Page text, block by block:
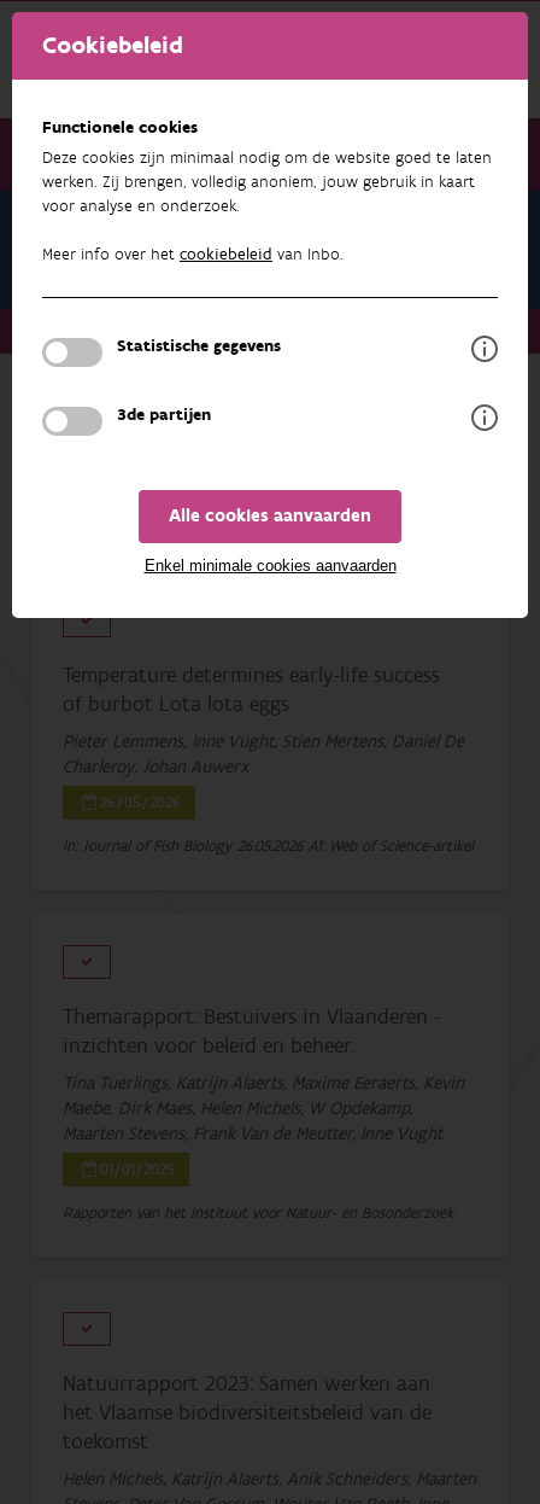
Cookiebeleid
Functionele cookies
Deze cookies zijn minimaal nodig om de website goed te laten
werken. Zij brengen, volledig anoniem, jouw gebruik in kaart
voor analyse en onderzoek.
Meer info over het cookiebeleid van Inbo.
Statistische gegevens
3de partijen
Alle cookies aanvaarden
Enkel minimale cookies aanvaarden
Publicaties
ONDERZOEK & RESULTATEN
FILTEREN
Temperature determines early-life success
of burbot Lota lota eggs
Pieter Lemmens, Inne Vught, Stien Mertens, Daniel De
Charleroy, Johan Auwerx
26/05/2026
In: Journal of Fish Biology 26.05.2026 A1: Web of Science-artikel
Themarapport: Bestuivers in Vlaanderen -
inzichten voor beleid en beheer.
Tina Tuerlings, Katrijn Alaerts, Maxime Eeraerts, Kevin
Maebe, Dirk Maes, Helen Michels, W Opdekamp,
Maarten Stevens, Frank Van de Meutter, Inne Vught
01/01/2025
Rapporten van het Instituut voor Natuur- en Bosonderzoek
Natuurrapport 2023: Samen werken aan
het Vlaamse biodiversiteitsbeleid van de
toekomst
Helen Michels, Katrijn Alaerts, Anik Schneiders, Maarten